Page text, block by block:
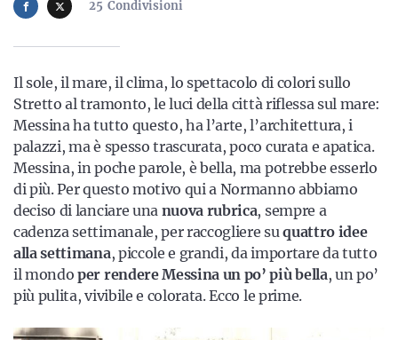
Servizi
Resta sempre aggiornato con le ultime news, iscriviti alla
nostra newsletter
Iscriviti
25 Condivisioni
Il sole, il mare, il clima, lo spettacolo di colori sullo
Stretto al tramonto, le luci della città riflessa sul mare:
Messina ha tutto questo, ha l’arte, l’architettura, i
palazzi, ma è spesso trascurata, poco curata e apatica.
Messina, in poche parole, è bella, ma potrebbe esserlo
di più. Per questo motivo qui a Normanno abbiamo
deciso di lanciare una nuova rubrica, sempre a
cadenza settimanale, per raccogliere suquattro idee
alla settimana, piccole e grandi, da importare da tutto
il mondo per rendere Messina un po’ più bella, un po’
più pulita, vivibile e colorata. Ecco le prime.